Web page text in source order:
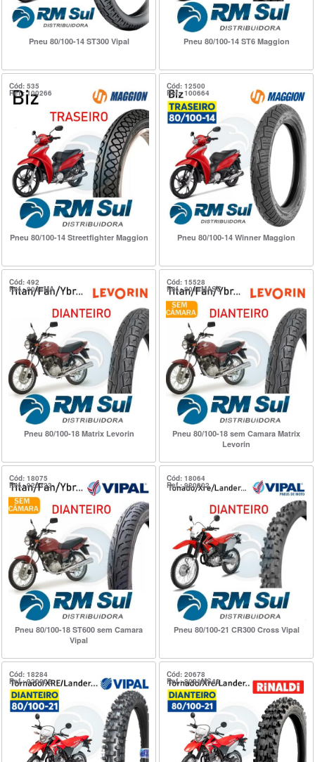
Pneu 80/100-14 ST300 Vipal Pneu 80/100-14 ST6 Maggion
Cód: 535
Ref.: 100266
Pneu 80/100-14 Streetfighter Maggion
Cód: 12500
Ref.: 100664
Pneu 80/100-14 Winner Maggion
Cód: 492
Ref.: 8018MA
Pneu 80/100-18 Matrix Levorin
Cód: 15528
Ref.: 8018MASC
Pneu 80/100-18 sem Camara Matrix
Levorin
Cód: 18075
Ref.: 920323
Pneu 80/100-18 ST600 sem Camara
Vipal
Cód: 18064
Ref.: 920802
Pneu 80/100-21 CR300 Cross Vipal
Cód: 18284
Ref.: 920902
Cód: 20678
Ref.: 8021MS49